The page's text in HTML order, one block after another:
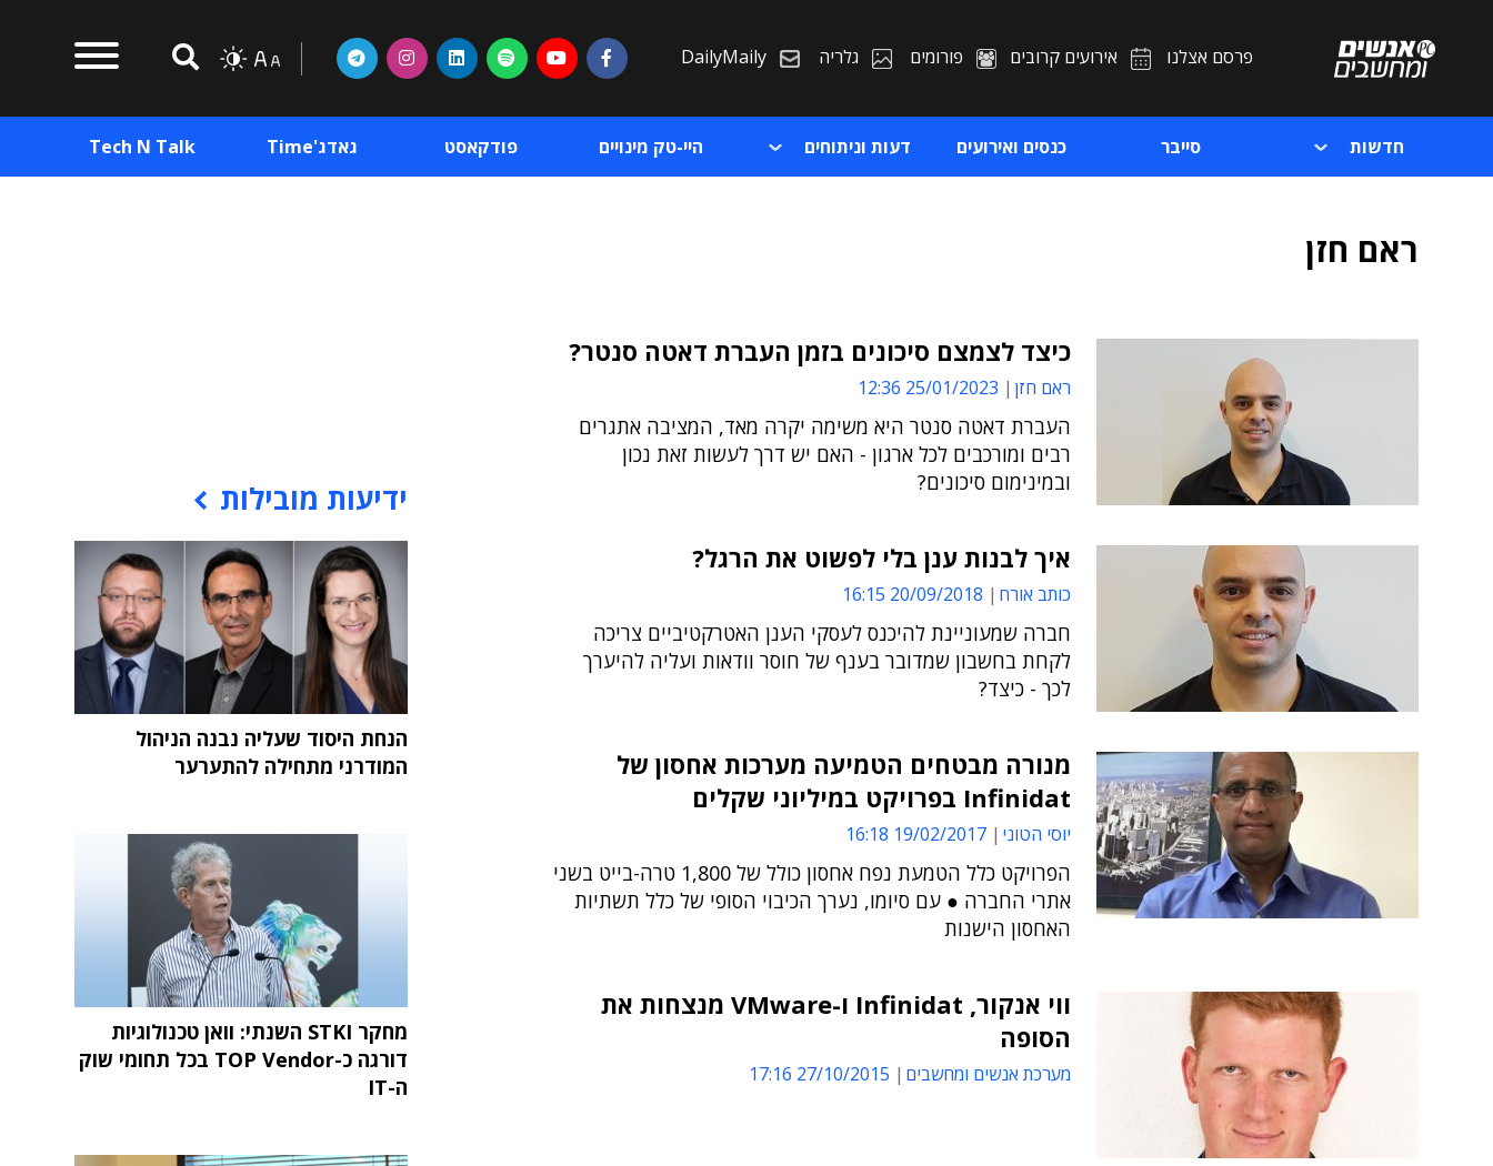
פרסם אצלנו אירועים קרובים פורומים גלריה DailyMaily
חדשות סייבר כנסים ואירועים דעות וניתוחים היי-טק מינויים פודקאסט גאדג'Time Tech N Talk
ראם חזן
כיצד לצמצם סיכונים בזמן העברת דאטה סנטר?
ראם חזן 25/01/2023 12:36
העברת דאטה סנטר היא משימה יקרה מאד, המציבה אתגרים
רבים ומורכבים לכל ארגון - האם יש דרך לעשות זאת נכון
ובמינימום סיכונים?
איך לבנות ענן בלי לפשוט את הרגל?
כותב אורח 20/09/2018 16:15
חברה שמעוניינת להיכנס לעסקי הענן האטרקטיביים צריכה
לקחת בחשבון שמדובר בענף של חוסר וודאות ועליה להיערך
לכך - כיצד?
מנורה מבטחים הטמיעה מערכות אחסון של
Infinidat בפרויקט במיליוני שקלים
יוסי הטוני 19/02/2017 16:18
הפרויקט כלל הטמעת נפח אחסון כולל של 1,800 טרה-בייט בשני
אתרי החברה ● עם סיומו, נערך הכיבוי הסופי של כלל תשתיות
האחסון הישנות
ווי אנקור, Infinidat ו-VMware מנצחות את
הסופה
מערכת אנשים ומחשבים 27/10/2015 17:16
ידיעות מובילות
הנחת היסוד שעליה נבנה הניהול
המודרני מתחילה להתערער
מחקר STKI השנתי: וואן טכנולוגיות
דורגה כ-TOP Vendor בכל תחומי שוק
ה-IT